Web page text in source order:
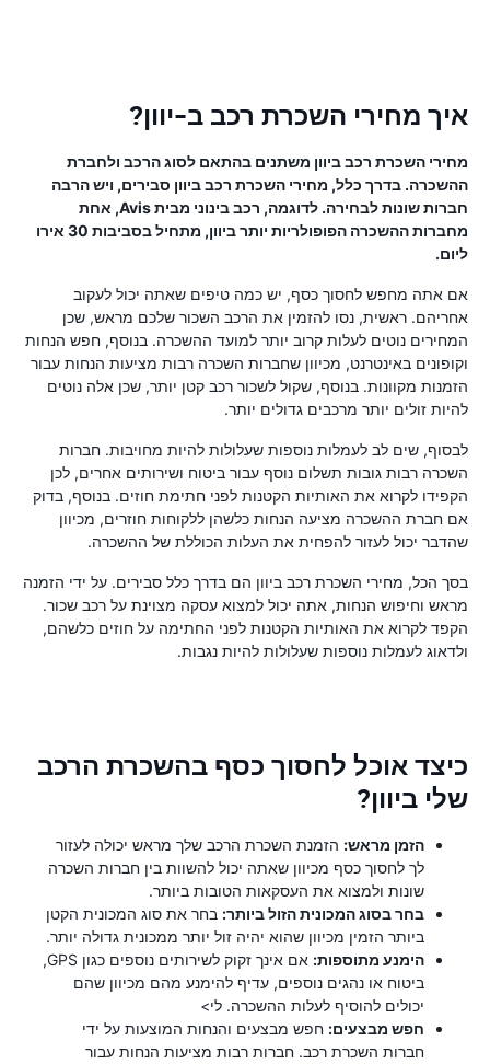
איך מחירי השכרת רכב ב-יוון?
מחירי השכרת רכב ביוון משתנים בהתאם לסוג הרכב ולחברת
ההשכרה. בדרך כלל, מחירי השכרת רכב ביוון סבירים, ויש הרבה
חברות שונות לבחירה. לדוגמה, רכב בינוני מבית Avis, אחת
מחברות ההשכרה הפופולריות יותר ביוון, מתחיל בסביבות 30 אירו
ליום.
אם אתה מחפש לחסוך כסף, יש כמה טיפים שאתה יכול לעקוב
אחריהם. ראשית, נסו להזמין את הרכב השכור שלכם מראש, שכן
המחירים נוטים לעלות קרוב יותר למועד ההשכרה. בנוסף, חפש הנחות
וקופונים באינטרנט, מכיוון שחברות השכרה רבות מציעות הנחות עבור
הזמנות מקוונות. בנוסף, שקול לשכור רכב קטן יותר, שכן אלה נוטים
להיות זולים יותר מרכבים גדולים יותר.
לבסוף, שים לב לעמלות נוספות שעלולות להיות מחויבות. חברות
השכרה רבות גובות תשלום נוסף עבור ביטוח ושירותים אחרים, לכן
הקפידו לקרוא את האותיות הקטנות לפני חתימת חוזים. בנוסף, בדוק
אם חברת ההשכרה מציעה הנחות כלשהן ללקוחות חוזרים, מכיוון
שהדבר יכול לעזור להפחית את העלות הכוללת של ההשכרה.
בסך הכל, מחירי השכרת רכב ביוון הם בדרך כלל סבירים. על ידי הזמנה
מראש וחיפוש הנחות, אתה יכול למצוא עסקה מצוינת על רכב שכור.
הקפד לקרוא את האותיות הקטנות לפני החתימה על חוזים כלשהם,
ולדאוג לעמלות נוספות שעלולות להיות נגבות.
כיצד אוכל לחסוך כסף בהשכרת הרכב
שלי ביוון?
הזמן מראש: הזמנת השכרת הרכב שלך מראש יכולה לעזור
לך לחסוך כסף מכיוון שאתה יכול להשוות בין חברות השכרה
שונות ולמצוא את העסקאות הטובות ביותר.
בחר בסוג המכונית הזול ביותר: בחר את סוג המכונית הקטן
ביותר הזמין מכיוון שהוא יהיה זול יותר ממכונית גדולה יותר.
הימנע מתוספות:
אם אינך זקוק לשירותים נוספים כגון GPS,
ביטוח או נהגים נוספים, עדיף להימנע מהם מכיוון שהם
יכולים להוסיף לעלות ההשכרה. לי>
חפש מבצעים: חפש מבצעים והנחות המוצעות על ידי
חברות השכרת רכב. חברות רבות מציעות הנחות עבור